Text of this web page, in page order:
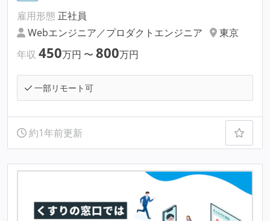
雇用形態 正社員
Webエンジニア／プロダクトエンジニア
東京
年収 450万円 〜 800万円
一部リモート可
約1年前更新